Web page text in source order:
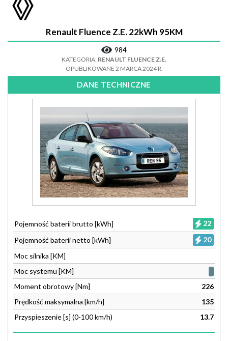
Renault Fluence Z.E. 22kWh 95KM
984
KATEGORIA: RENAULT FLUENCE Z.E.
OPUBLIKOWANE 2 MARCA 2024 R.
DANE TECHNICZNE
Pojemność baterii brutto [kWh]
22
Pojemność baterii netto [kWh]
20
Moc silnika [KM]
Moc systemu [KM]
Moment obrotowy [Nm]
226
Prędkość maksymalna [km/h]
135
Przyspieszenie [s] (0-100 km/h)
13.7